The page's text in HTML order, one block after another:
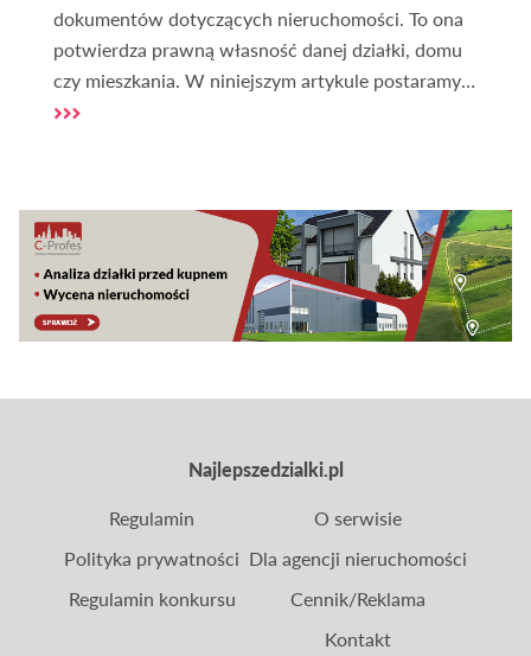
dokumentów dotyczących nieruchomości. To ona
potwierdza prawną własność danej działki, domu
czy mieszkania. W niniejszym artykule postaramy
się przybliżyć temat ksiąg wieczystych i omówić
Najlepszedzialki.pl
Regulamin
Polityka prywatności
Regulamin konkursu
O serwisie
Dla agencji nieruchomości
Cennik/Reklama
Kontakt